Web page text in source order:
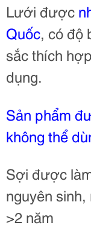
Lưới được
Quốc, có độ
sắc thích
dụng.
Sản phẩm
không thể
Sợi được
nguyên
>2 năm